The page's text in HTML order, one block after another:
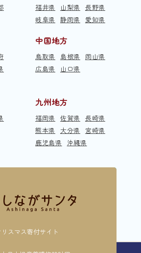
福井県
山梨県
長野県
岐阜県
静岡県 愛知県
中国地方
鳥取県 島根県
岡山県
広島県
山口県
九州地方
福岡県 佐賀県
長崎県
熊本県
大分県
宮崎県
鹿児島県
沖縄県
スマス寄付サイト